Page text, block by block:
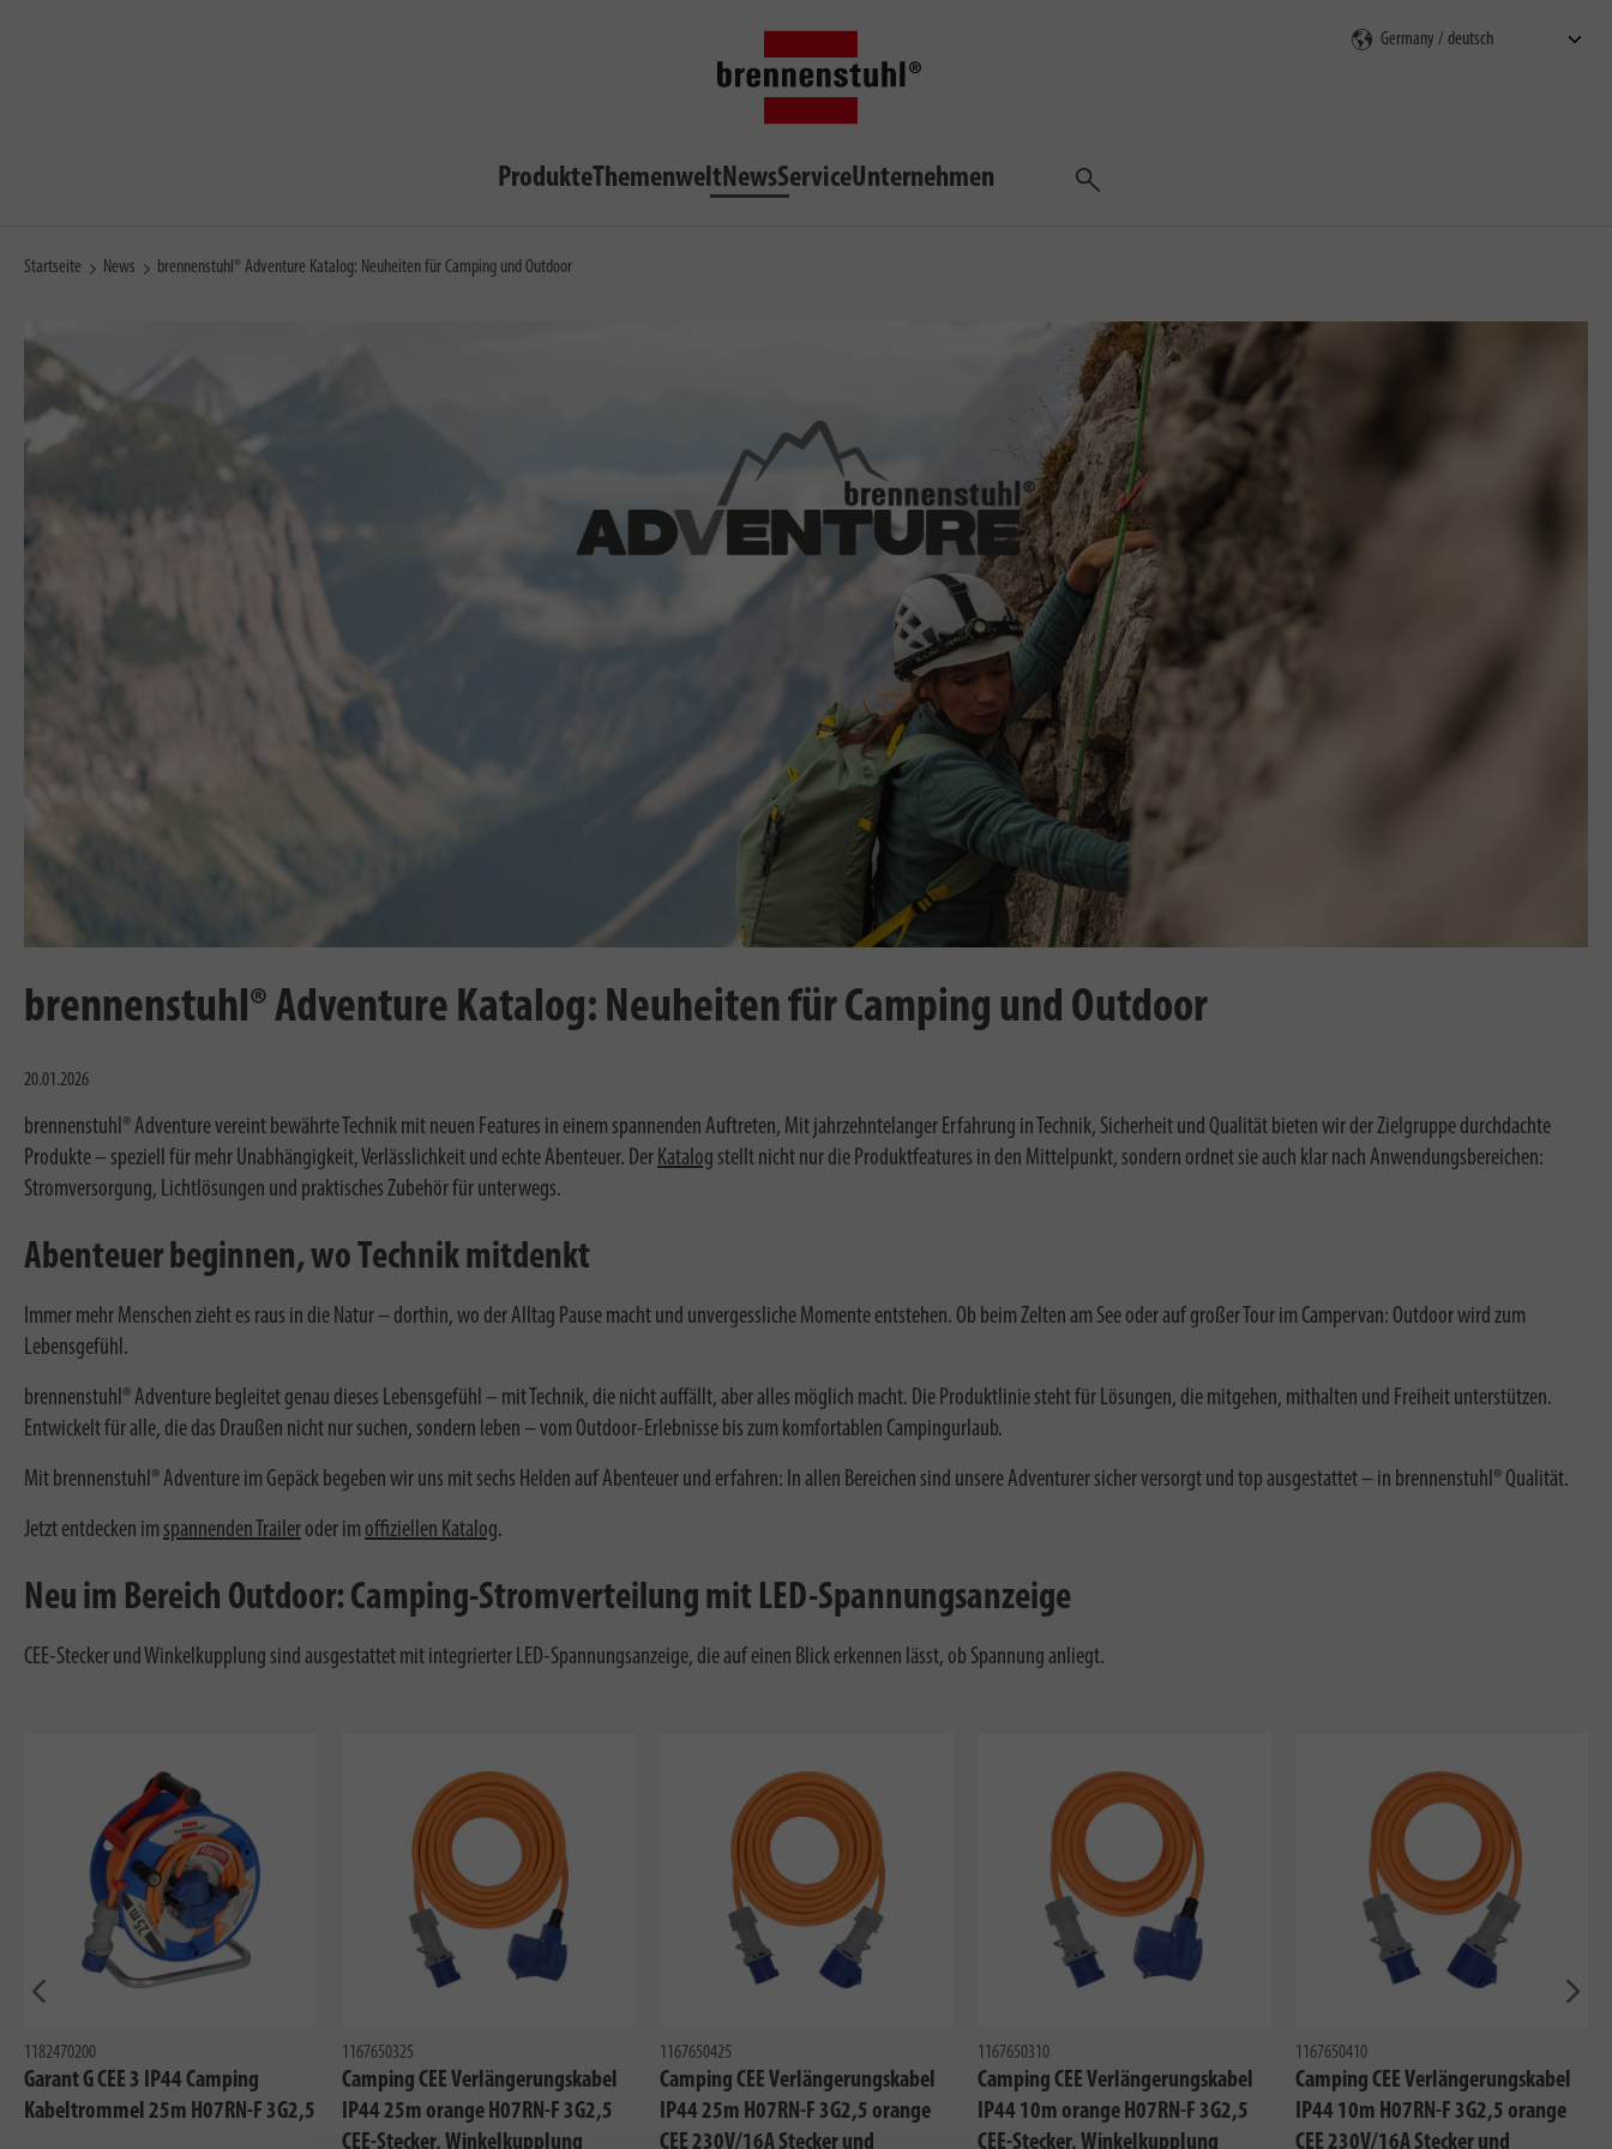
ProdukteThemenweltNewsServiceUnternehmen
Suchen
Startseite News brennenstuhl® Adventure Katalog: Neuheiten für Camping und Outdoor
brennenstuhl® Adventure Katalog: Neuheiten für Camping und Outdoor
20.01.2026
brennenstuhl® Adventure vereint bewährte Technik mit neuen Features in einem spannenden Auftreten, Mit jahrzehntelanger Erfahrung in Technik, Sicherheit und Qualität bieten wir der Zielgruppe durchdachte
Produkte – speziell für mehr Unabhängigkeit, Verlässlichkeit und echte Abenteuer. Der Katalog stellt nicht nur die Produktfeatures in den Mittelpunkt, sondern ordnet sie auch klar nach Anwendungsbereichen:
Stromversorgung, Lichtlösungen und praktisches Zubehör für unterwegs.
Abenteuer beginnen, wo Technik mitdenkt
Immer mehr Menschen zieht es raus in die Natur – dorthin, wo der Alltag Pause macht und unvergessliche Momente entstehen. Ob beim Zelten am See oder auf großer Tour im Campervan: Outdoor wird zum
Lebensgefühl.
brennenstuhl® Adventure begleitet genau dieses Lebensgefühl – mit Technik, die nicht auffällt, aber alles möglich macht. Die Produktlinie steht für Lösungen, die mitgehen, mithalten und Freiheit unterstützen.
Entwickelt für alle, die das Draußen nicht nur suchen, sondern leben – vom Outdoor-Erlebnisse bis zum komfortablen Campingurlaub.
Mit brennenstuhl® Adventure im Gepäck begeben wir uns mit sechs Helden auf Abenteuer und erfahren: In allen Bereichen sind unsere Adventurer sicher versorgt und top ausgestattet – in brennenstuhl® Qualität.
Jetzt entdecken im spannenden Trailer oder im offiziellen Katalog.
Neu im Bereich Outdoor: Camping-Stromverteilung mit LED-Spannungsanzeige
CEE-Stecker und Winkelkupplung sind ausgestattet mit integrierter LED-Spannungsanzeige, die auf einen Blick erkennen lässt, ob Spannung anliegt.
1182470200
Garant G CEE 3 IP44 Camping
Kabeltrommel 25m H07RN-F 3G2,5
1167650325
Camping CEE Verlängerungskabel
IP44 25m orange H07RN-F 3G2,5
CEE-Stecker, Winkelkupplung
1167650425
Camping CEE Verlängerungskabel
IP44 25m H07RN-F 3G2,5 orange
CEE 230V/16A Stecker und
1167650310
Camping CEE Verlängerungskabel
IP44 10m orange H07RN-F 3G2,5
CEE-Stecker, Winkelkupplung
1167650410
Camping CEE Verlängerungskabel
IP44 10m H07RN-F 3G2,5 orange
CEE 230V/16A Stecker und